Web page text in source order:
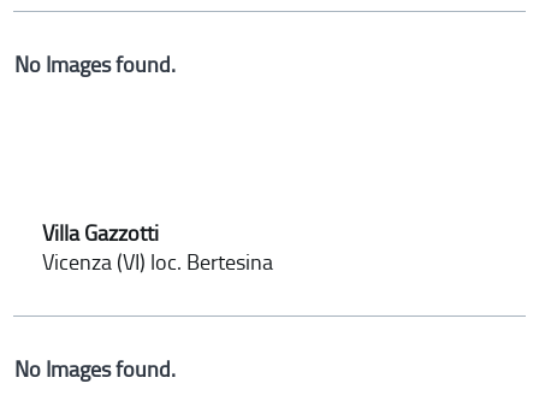
No Images found.
Villa Gazzotti
Vicenza (VI) loc. Bertesina
No Images found.